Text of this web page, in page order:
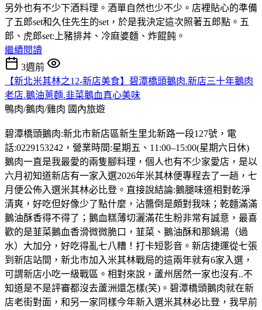
另外也有不少下酒料理。酒單自然也少不少。店裡貼心的準備
了五郎set和久住先生的set，於是我決定這次照著五郎點。五
郎、虎郎set:上豬排丼、冷麻婆麵、炸餛飩。
繼續閱讀
3週前
【新北米其林之12-新店美食】碧潭橋頭鵝肉.新店三十年鵝肉
老店.鵝油蔥麵.韭菜鵝血真心美味
鴨肉/鵝肉/雞肉 國內旅遊
碧潭橋頭鵝肉:新北市新店區新生里北新路一段127號，電
話:0229153242，營業時間:星期五、11:00–15:00(星期六日休)
鵝肉一直是我最愛的兩隻腳料理，個人也有不少家愛店，是以
六月初知道新店有一家入選2026年米其林便專程去了一趟，七
月便公佈入選米其林必比登。直接說結論:鵝腿味道相對乾淨
清爽，好吃但好像少了點什麼，沾醬倒是頗對我味；乾麵滿滿
鵝油酥香得不得了；鵝血糕薄切灑滿花生粉非常有誠意，最喜
歡的是韮菜鵝血香滑微微脆口，韮菜、鵝油酥和那鍋湯（過
水）大加分，好吃得亂七八糟！打卡短影音。新店捷運從七張
到新店站間，新北市加入米其林戰局的這兩年就有6家入選，
可謂新店小吃一級戰區。相對來說，蘆州居然一家也沒有..不
知道是不是評審都沒去蘆洲還怎樣(笑)。碧潭橋頭鵝肉就在新
店老街對面，和另一家同樣今年新入選米其林必比登，我早前